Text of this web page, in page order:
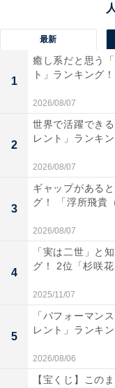
1位：LAKE
SAUNA）（耶麻
猪苗代湖のほとり
とや」は、水風呂
ウナ体験が魅力。
ととのいを味わえ
テルの屋上で日帰
きます。
回答者からは「サ
しみ二倍！」(50
トサウナが楽しめ
MAXのテントサウ
プションでヴィヒ
広がる猪苗代湖や
最新
1
癒し系だと思う
ト」ランキング
2026/08/07
2
世界で活躍でき
レント」ランキ
2026/08/07
3
ギャップがある
グ！ 「浮所飛貴
2026/08/07
4
「実は二世」と
グ！ 2位「杉咲
2025/11/07
5
「パフォーマン
レント」ランキ
2026/08/06
【宝くじ】この